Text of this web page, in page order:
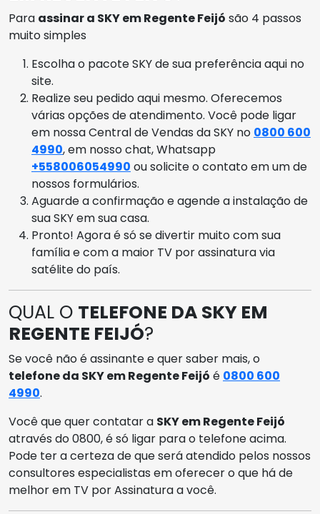
Para assinar a SKY em Regente Feijó são 4 passos
muito simples
Escolha o pacote SKY de sua preferência aqui no
site.
Realize seu pedido aqui mesmo. Oferecemos
várias opções de atendimento. Você pode ligar
em nossa Central de Vendas da SKY no 0800 600
4990, em nosso chat, Whatsapp
+558006054990 ou solicite o contato em um de
nossos formulários.
Aguarde a confirmação e agende a instalação de
sua SKY em sua casa.
Pronto! Agora é só se divertir muito com sua
família e com a maior TV por assinatura via
satélite do país.
QUAL O TELEFONE DA SKY EM
REGENTE FEIJÓ?
Se você não é assinante e quer saber mais, o
telefone da SKY em Regente Feijó é 0800 600
4990.
Você que quer contatar a SKY em Regente Feijó
através do 0800, é só ligar para o telefone acima.
Pode ter a certeza de que será atendido pelos nossos
consultores especialistas em oferecer o que há de
melhor em TV por Assinatura a você.